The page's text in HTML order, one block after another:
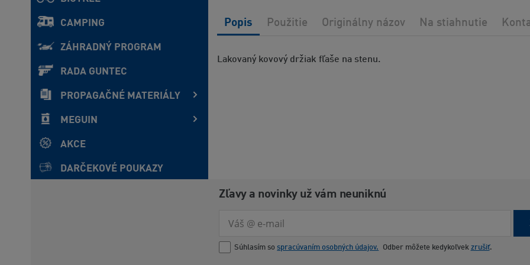
CAMPING
ZÁHRADNÝ PROGRAM
RADA GUNTEC
PROPAGAČNÉ MATERIÁLY
MEGUIN
AKCE
DARČEKOVÉ POUKAZY
Lakovaný kovový držiak fľaše na stenu.
Popis Použitie Originálny názov Na stiahnutie
Zľavy a novinky už vám neuniknú
Súhlasím so spracúvaním osobných údajov. Odber môžete kedykoľvek zrušiť.